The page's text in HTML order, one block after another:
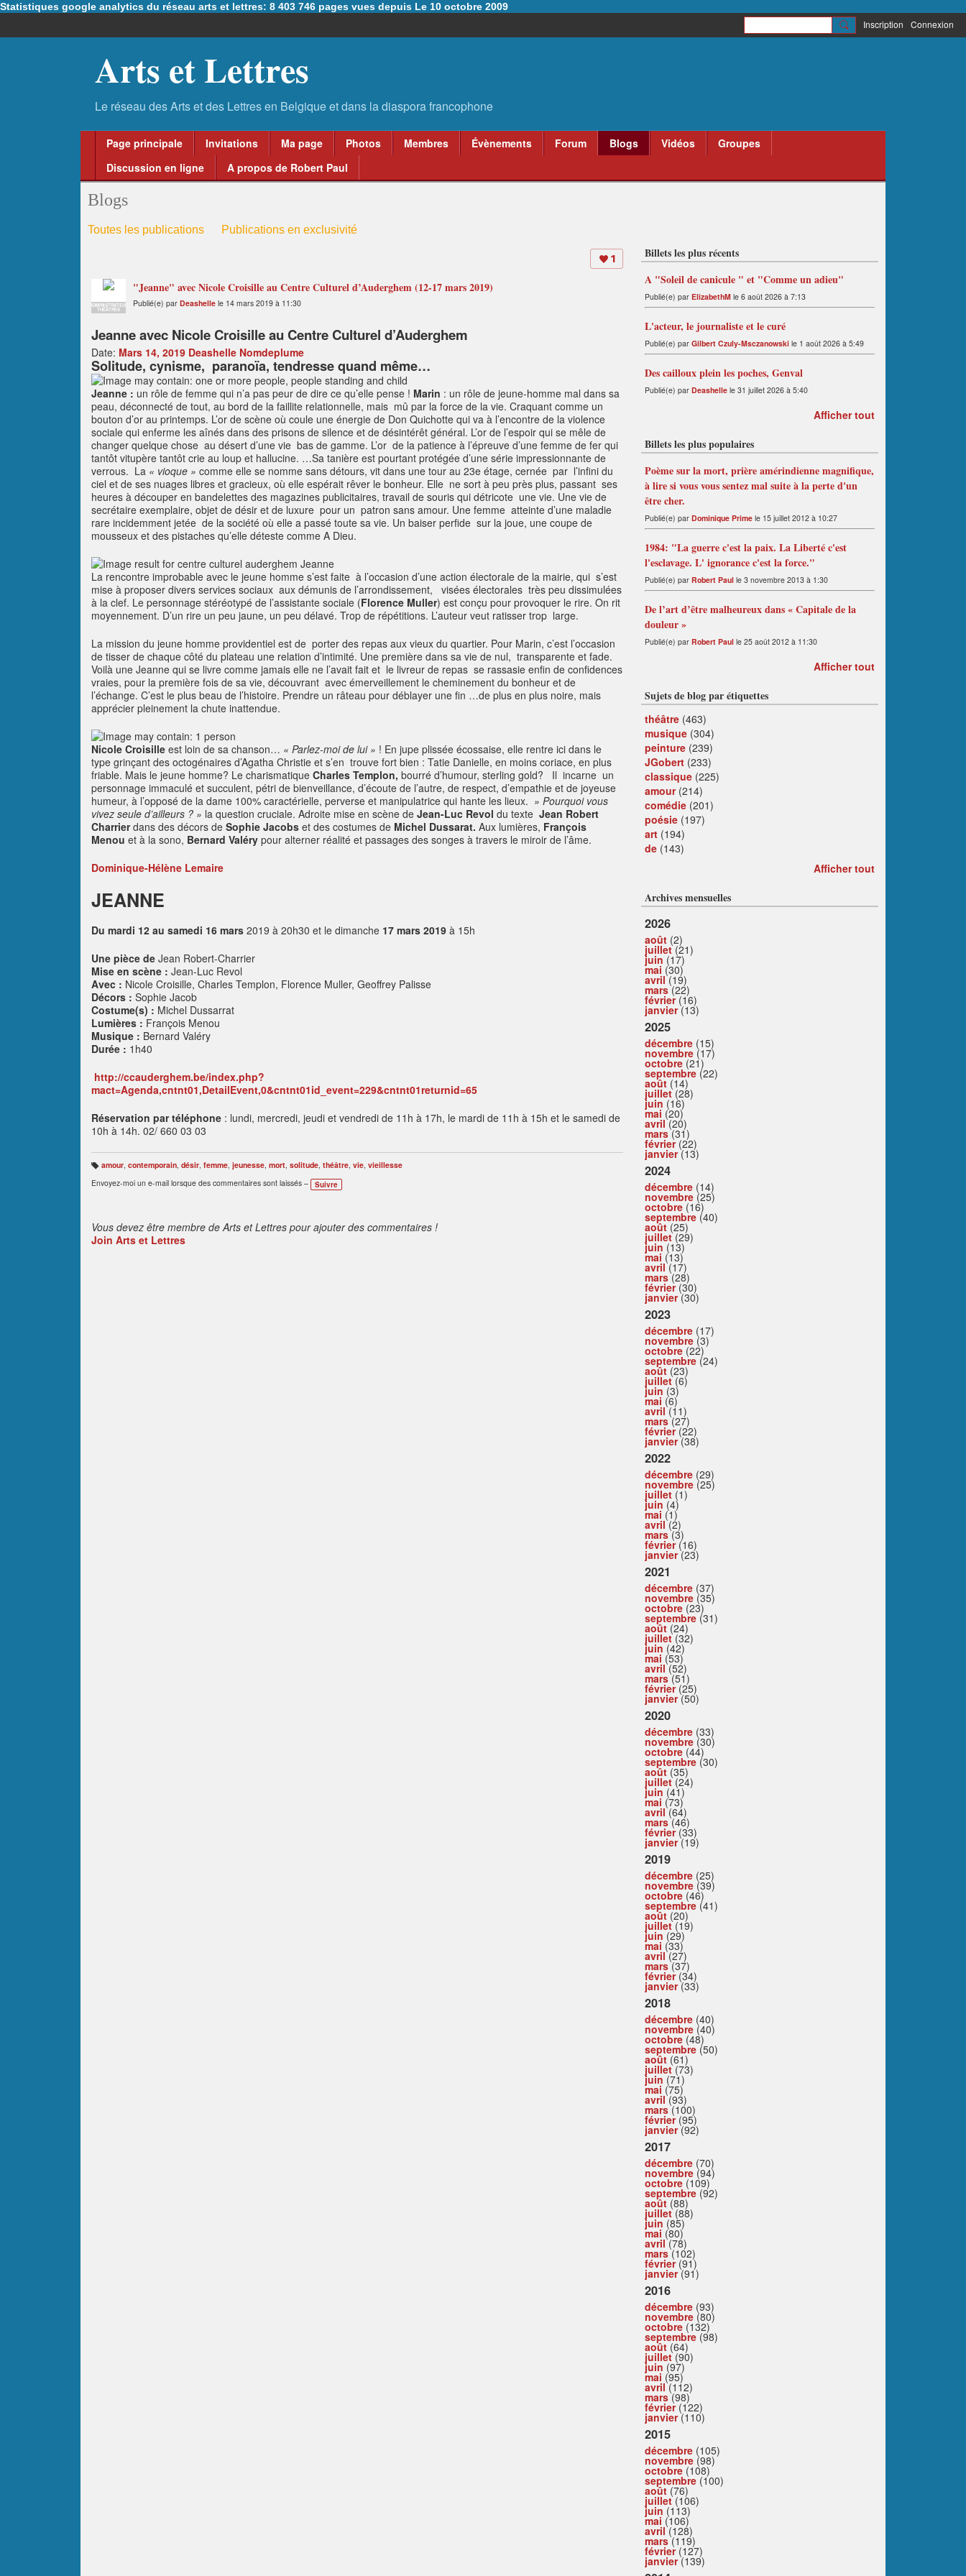
Statistiques google analytics du réseau arts et lettres: 8 403 746 pages vues depuis Le 10 octobre 2009
Inscription Connexion
Arts et Lettres
Page principale Invitations Ma page Photos Membres Évènements Forum Blogs Vidéos
Groupes
Discussion en ligne
A propos de Robert Paul
Blogs
Toutes les publications Publications en exclusivité
1
ADMINISTRATEUR
THÉÂTRES
"Jeanne" avec Nicole Croisille au Centre Culturel d’Auderghem (12-17 mars 2019)
Publié(e) par Deashelle le 14 mars 2019 à 11:30
Jeanne avec Nicole Croisille au Centre Culturel d’Auderghem
Date: Mars 14, 2019 Deashelle Nomdeplume
Solitude, cynisme, paranoïa, tendresse quand même…
Jeanne : un rôle de femme qui n’a pas peur de dire ce qu’elle pense ! Marin : un rôle de jeune-homme mal dans sa
peau, déconnecté de tout, au bord de la faillite relationnelle, mais mû par la force de la vie. Craquant comme un
bouton d’or au printemps. L’or de scène où coule une énergie de Don Quichotte qui va à l’encontre de la violence
sociale qui enferme les aînés dans des prisons de silence et de désintérêt général. L’or de l’espoir qui se mêle de
changer quelque chose au désert d’une vie bas de gamme. L’or de la patience à l’épreuve d’une femme de fer qui
tantôt vitupère tantôt crie au loup et hallucine. …Sa tanière est pourtant protégée d’une série impressionnante de
verrous. La « vioque » comme elle se nomme sans détours, vit dans une tour au 23e étage, cernée par l’infini du
ciel et de ses nuages libres et gracieux, où elle espérait rêver le bonheur. Elle ne sort à peu près plus, passant ses
heures à découper en bandelettes des magazines publicitaires, travail de souris qui détricote une vie. Une vie de
secrétaire exemplaire, objet de désir et de luxure pour un patron sans amour. Une femme atteinte d’une maladie
rare incidemment jetée de la société où elle a passé toute sa vie. Un baiser perfide sur la joue, une coupe de
mousseux et des pistaches qu’elle déteste comme A Dieu.
La rencontre improbable avec le jeune homme s’est faite à l’occasion d’une action électorale de la mairie, qui s’est
mise à proposer divers services sociaux aux démunis de l’arrondissement, visées électorales très peu dissimulées
à la clef. Le personnage stéréotypé de l’assistante sociale (Florence Muller) est conçu pour provoquer le rire. On rit
moyennement. D’un rire un peu jaune, un peu délavé. Trop de répétitions. L’auteur veut ratisser trop large.
La mission du jeune homme providentiel est de porter des repas aux vieux du quartier. Pour Marin, c’est l’occasion
de tisser de chaque côté du plateau une relation d’intimité. Une première dans sa vie de nul, transparente et fade.
Voilà une Jeanne qui se livre comme jamais elle ne l’avait fait et le livreur de repas se rassasie enfin de confidences
vraies, pour la première fois de sa vie, découvrant avec émerveillement le cheminement du bonheur et de
l’échange. C’est le plus beau de l’histoire. Prendre un râteau pour déblayer une fin …de plus en plus noire, mais
apprécier pleinement la chute inattendue.
Nicole Croisille est loin de sa chanson… « Parlez-moi de lui » ! En jupe plissée écossaise, elle rentre ici dans le
type grinçant des octogénaires d’Agatha Christie et s’en trouve fort bien : Tatie Danielle, en moins coriace, en plus
friable. Mais le jeune homme? Le charismatique Charles Templon, bourré d’humour, sterling gold?
Il incarne un
personnage immaculé et succulent, pétri de bienveillance, d’écoute de l’autre, de respect, d’empathie et de joyeuse
humeur, à l’opposé de la dame 100% caractérielle, perverse et manipulatrice qui hante les lieux. » Pourquoi vous
vivez seule d’ailleurs ? » la question cruciale. Adroite mise en scène de Jean-Luc Revol du texte Jean Robert
Charrier dans des décors de Sophie Jacobs et des costumes de Michel Dussarat. Aux lumières, François
Menou et à la sono, Bernard Valéry pour alterner réalité et passages des songes à travers le miroir de l’âme.
Dominique-Hélène Lemaire
JEANNE
Du mardi 12 au samedi 16 mars 2019 à 20h30 et le dimanche 17 mars 2019 à 15h
Une pièce de Jean Robert-Charrier
Mise en scène : Jean-Luc Revol
Avec : Nicole Croisille, Charles Templon, Florence Muller, Geoffrey Palisse
Décors : Sophie Jacob
Costume(s) : Michel Dussarrat
Lumières : François Menou
Musique : Bernard Valéry
Durée : 1h40
http://ccauderghem.be/index.php?
mact=Agenda,cntnt01,DetailEvent,0&cntnt01id_event=229&cntnt01returnid=65
Réservation par téléphone : lundi, mercredi, jeudi et vendredi de 11h à 17h, le mardi de 11h à 15h et le samedi de
10h à 14h. 02/ 660 03 03
B
ali
s
amour, contemporain, désir, femme, jeunesse, mort, solitude, théâtre, vie, vieillesse
Envoyez-moi un e-mail lorsque des commentaires sont laissés –
Suivre
Vous devez être membre de Arts et Lettres pour ajouter des commentaires !
Join Arts et Lettres
Billets les plus récents
A "Soleil de canicule " et "Comme un adieu"
Publié(e) par ElizabethM le 6 août 2026 à 7:13
L'acteur, le journaliste et le curé
Publié(e) par Gilbert Czuly-Msczanowski le 1 août 2026 à 5:49
Des cailloux plein les poches, Genval
Publié(e) par Deashelle le 31 juillet 2026 à 5:40
Afficher tout
Billets les plus populaires
Poème sur la mort, prière amérindienne magnifique,
à lire si vous vous sentez mal suite à la perte d'un
être cher.
Publié(e) par Dominique Prime le 15 juillet 2012 à 10:27
1984: "La guerre c'est la paix. La Liberté c'est
l'esclavage. L' ignorance c'est la force."
Publié(e) par Robert Paul le 3 novembre 2013 à 1:30
De l’art d’être malheureux dans « Capitale de la
douleur »
Publié(e) par Robert Paul le 25 août 2012 à 11:30
Afficher tout
Sujets de blog par étiquettes
théâtre (463)
musique (304)
peinture (239)
JGobert (233)
classique (225)
amour(214)
comédie (201)
poésie (197)
art (194)
de (143)
Afficher tout
Archives mensuelles
2026
août (2)
juillet(21)
juin (17)
mai (30)
avril(19)
mars(22)
février(16)
janvier(13)
2025
décembre (15)
novembre (17)
octobre (21)
septembre (22)
août (14)
juillet(28)
juin (16)
mai (20)
avril(20)
mars(31)
février(22)
janvier(13)
2024
décembre (14)
novembre (25)
octobre (16)
septembre (40)
août (25)
juillet(29)
juin (13)
mai (13)
avril(17)
mars(28)
février(30)
janvier(30)
2023
décembre (17)
novembre (3)
octobre (22)
septembre (24)
août (23)
juillet(6)
juin (3)
mai (6)
avril(11)
mars(27)
février(22)
janvier(38)
2022
décembre (29)
novembre (25)
juillet (1)
juin (4)
mai (1)
avril(2)
mars(3)
février(16)
janvier(23)
2021
décembre (37)
novembre (35)
octobre (23)
septembre (31)
août (24)
juillet(32)
juin (42)
mai (53)
avril(52)
mars(51)
février(25)
janvier(50)
2020
décembre (33)
novembre (30)
octobre (44)
septembre (30)
août (35)
juillet(24)
juin (41)
mai (73)
avril(64)
mars(46)
février(33)
janvier(19)
2019
décembre (25)
novembre (39)
octobre (46)
septembre (41)
août (20)
juillet(19)
juin (29)
mai (33)
avril(27)
mars(37)
février(34)
janvier(33)
2018
décembre (40)
novembre (40)
octobre (48)
septembre (50)
août (61)
juillet(73)
juin (71)
mai (75)
avril(93)
mars(100)
février(95)
janvier(92)
2017
décembre (70)
novembre (94)
octobre (109)
septembre (92)
août (88)
juillet(88)
juin (85)
mai (80)
avril(78)
mars(102)
février(91)
janvier(91)
2016
décembre (93)
novembre (80)
octobre (132)
septembre (98)
août (64)
juillet(90)
juin (97)
mai (95)
avril(112)
mars(98)
février(122)
janvier(110)
2015
décembre (105)
novembre (98)
octobre (108)
septembre (100)
août (76)
juillet(106)
juin (113)
mai (106)
avril(128)
mars(119)
février(127)
janvier(139)